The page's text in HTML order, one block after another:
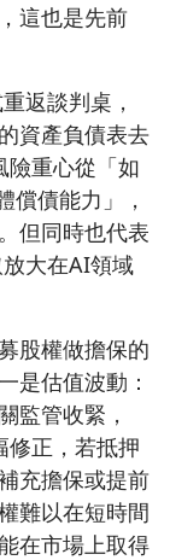
這也是先前
返談判桌，
資產負債表去
重心從「如
債能力」，
但同時也代表
大在AI領域
股權做擔保的
是估值波動：
監管收緊，
正，若抵押
充擔保或提前
難以在短時間
在市場上取得